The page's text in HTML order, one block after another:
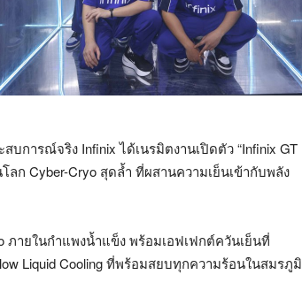
บการณ์จริง Infinix ได้เนรมิตงานเปิดตัว “Infinix GT
โลก Cyber-Cryo สุดล้ำ ที่ผสานความเย็นเข้ากับพลัง
ภายในกำแพงน้ำแข็ง พร้อมเอฟเฟกต์ควันเย็นที่
Liquid Cooling ที่พร้อมสยบทุกความร้อนในสมรภูมิ